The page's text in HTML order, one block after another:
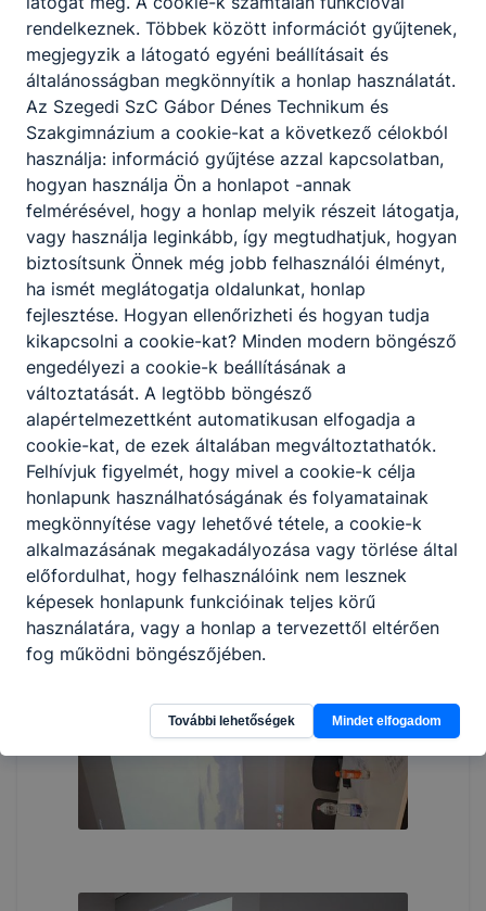
rendelkeznek. Többek között információt gyűjtenek,
megjegyzik a látogató egyéni beállításait és
általánosságban megkönnyítik a honlap használatát.
Az Szegedi SzC Gábor Dénes Technikum és
Szakgimnázium a cookie-kat a következő célokból
használja: információ gyűjtése azzal kapcsolatban,
hogyan használja Ön a honlapot -annak
felmérésével, hogy a honlap melyik részeit látogatja,
vagy használja leginkább, így megtudhatjuk, hogyan
biztosítsunk Önnek még jobb felhasználói élményt,
ha ismét meglátogatja oldalunkat, honlap
fejlesztése. Hogyan ellenőrizheti és hogyan tudja
kikapcsolni a cookie-kat? Minden modern böngésző
engedélyezi a cookie-k beállításának a
változtatását. A legtöbb böngésző
alapértelmezettként automatikusan elfogadja a
cookie-kat, de ezek általában megváltoztathatók.
Felhívjuk figyelmét, hogy mivel a cookie-k célja
honlapunk használhatóságának és folyamatainak
megkönnyítése vagy lehetővé tétele, a cookie-k
alkalmazásának megakadályozása vagy törlése által
előfordulhat, hogy felhasználóink nem lesznek
képesek honlapunk funkcióinak teljes körű
használatára, vagy a honlap a tervezettől eltérően
fog működni böngészőjében.
További lehetőségek Mindet elfogadom